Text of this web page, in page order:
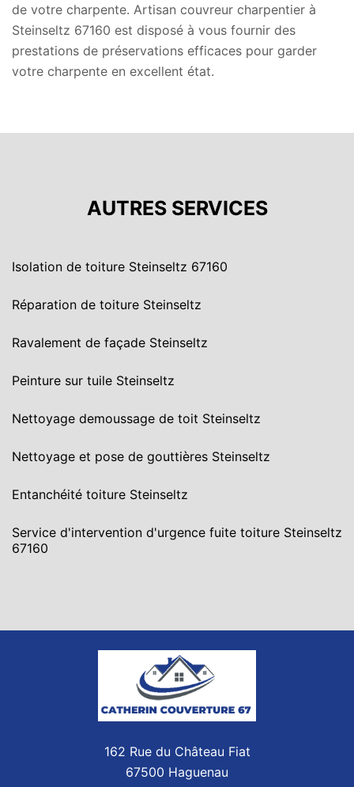
de votre charpente. Artisan couvreur charpentier à
Steinseltz 67160 est disposé à vous fournir des
prestations de préservations efficaces pour garder
votre charpente en excellent état.
AUTRES SERVICES
Isolation de toiture Steinseltz 67160
Réparation de toiture Steinseltz
Ravalement de façade Steinseltz
Peinture sur tuile Steinseltz
Nettoyage demoussage de toit Steinseltz
Nettoyage et pose de gouttières Steinseltz
Entanchéité toiture Steinseltz
Service d'intervention d'urgence fuite toiture Steinseltz
67160
162 Rue du Château Fiat
67500 Haguenau